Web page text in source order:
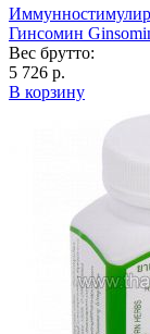
Гинсомин
Вес брутто:
5 726 р.
В корзину